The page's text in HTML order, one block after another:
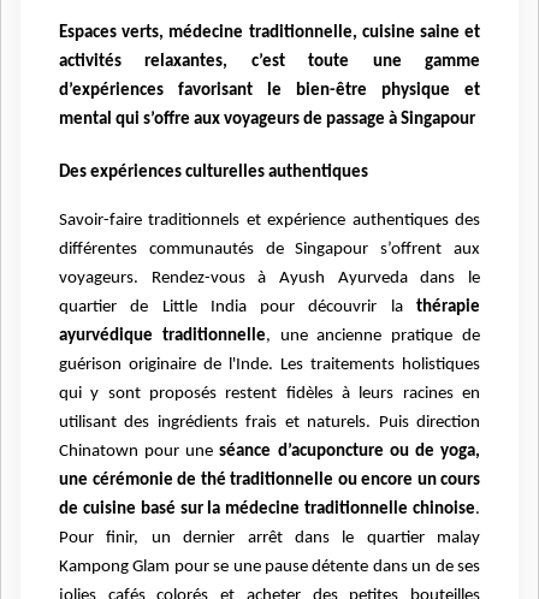
Espaces verts, médecine traditionnelle, cuisine saine et
activités relaxantes, c’est toute une gamme
d’expériences favorisant le bien-être physique et
mental qui s’offre aux voyageurs de passage à Singapour
Des expériences culturelles authentiques
Savoir-faire traditionnels et expérience authentiques des
différentes communautés de Singapour s’offrent aux
voyageurs. Rendez-vous à Ayush Ayurveda dans le
quartier de Little India pour découvrir lathérapie
ayurvédique traditionnelle, une ancienne pratique de
guérison originaire de l'Inde. Les traitements holistiques
qui y sont proposés restent fidèles à leurs racines en
utilisant des ingrédients frais et naturels. Puis direction
Chinatown pour uneséance d’acuponcture ou de yoga,
une cérémonie de thé traditionnelle ou encore un cours
de cuisine basé sur la médecine traditionnelle chinoise.
Pour finir, un dernier arrêt dans le quartier malay
Kampong Glam pour se une pause détente dans un de ses